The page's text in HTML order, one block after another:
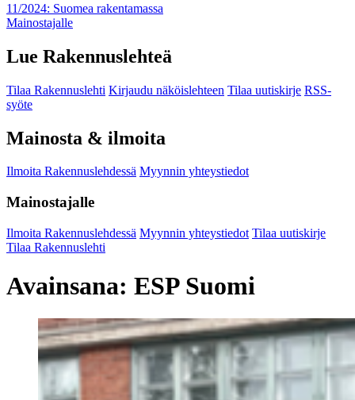
11/2024: Suomea rakentamassa
Mainostajalle
Lue Rakennuslehteä
Tilaa Rakennuslehti Kirjaudu näköislehteen Tilaa uutiskirje RSS-
syöte
Mainosta & ilmoita
Ilmoita Rakennuslehdessä Myynnin yhteystiedot
Mainostajalle
Ilmoita Rakennuslehdessä Myynnin yhteystiedot Tilaa uutiskirje
Tilaa Rakennuslehti
Avainsana: ESP Suomi